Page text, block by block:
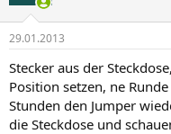
29.01.2013
Stecker aus der
Position setzen, ne
Stunden den Jumper
die Steckdose und